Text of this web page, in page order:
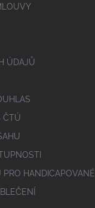
ÚDAJŮ
ČTÚ
HANDICAPOVANÉ